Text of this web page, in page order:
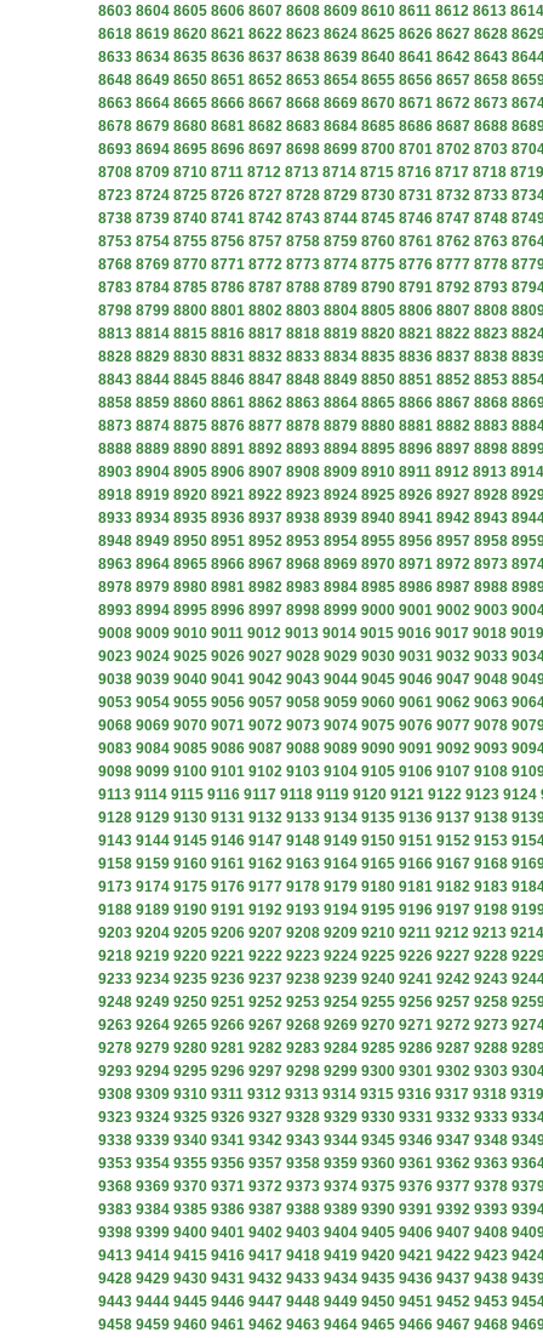
8603 8604 8605 8606 8607 8608 8609 8610 8611 8612 8613 8614
8618 8619 8620 8621 8622 8623 8624 8625 8626 8627 8628
8633 8634 8635 8636 8637 8638 8639 8640 8641 8642 8643
8648 8649 8650 8651 8652 8653 8654 8655 8656 8657 8658
8663 8664 8665 8666 8667 8668 8669 8670 8671 8672 8673
8678 8679 8680 8681 8682 8683 8684 8685 8686 8687 8688
8693 8694 8695 8696 8697 8698 8699 8700 8701 8702 8703
8708 8709 8710 8711 8712 8713 8714 8715 8716 8717 8718 8719
8723 8724 8725 8726 8727 8728 8729 8730 8731 8732 8733
8738 8739 8740 8741 8742 8743 8744 8745 8746 8747 8748
8753 8754 8755 8756 8757 8758 8759 8760 8761 8762 8763
8768 8769 8770 8771 8772 8773 8774 8775 8776 8777 8778
8783 8784 8785 8786 8787 8788 8789 8790 8791 8792 8793
8798 8799 8800 8801 8802 8803 8804 8805 8806 8807 8808
8813 8814 8815 8816 8817 8818 8819 8820 8821 8822 8823
8828 8829 8830 8831 8832 8833 8834 8835 8836 8837 8838
8843 8844 8845 8846 8847 8848 8849 8850 8851 8852 8853
8858 8859 8860 8861 8862 8863 8864 8865 8866 8867 8868
8873 8874 8875 8876 8877 8878 8879 8880 8881 8882 8883
8888 8889 8890 8891 8892 8893 8894 8895 8896 8897 8898
8903 8904 8905 8906 8907 8908 8909 8910 8911 8912 8913 8914
8918 8919 8920 8921 8922 8923 8924 8925 8926 8927 8928
8933 8934 8935 8936 8937 8938 8939 8940 8941 8942 8943
8948 8949 8950 8951 8952 8953 8954 8955 8956 8957 8958
8963 8964 8965 8966 8967 8968 8969 8970 8971 8972 8973
8978 8979 8980 8981 8982 8983 8984 8985 8986 8987 8988
8993 8994 8995 8996 8997 8998 8999 9000 9001 9002 9003
9008 9009 9010 9011 9012 9013 9014 9015 9016 9017 9018 9019
9023 9024 9025 9026 9027 9028 9029 9030 9031 9032 9033
9038 9039 9040 9041 9042 9043 9044 9045 9046 9047 9048
9053 9054 9055 9056 9057 9058 9059 9060 9061 9062 9063
9068 9069 9070 9071 9072 9073 9074 9075 9076 9077 9078
9083 9084 9085 9086 9087 9088 9089 9090 9091 9092 9093
9098 9099 9100 9101 9102 9103 9104 9105 9106 9107 9108
9113 9114 9115 9116 9117 9118 9119 9120 9121 9122 9123 9124
9128 9129 9130 9131 9132 9133 9134 9135 9136 9137 9138
9143 9144 9145 9146 9147 9148 9149 9150 9151 9152 9153
9158 9159 9160 9161 9162 9163 9164 9165 9166 9167 9168
9173 9174 9175 9176 9177 9178 9179 9180 9181 9182 9183
9188 9189 9190 9191 9192 9193 9194 9195 9196 9197 9198
9203 9204 9205 9206 9207 9208 9209 9210 9211 9212 9213 9214
9218 9219 9220 9221 9222 9223 9224 9225 9226 9227 9228
9233 9234 9235 9236 9237 9238 9239 9240 9241 9242 9243
9248 9249 9250 9251 9252 9253 9254 9255 9256 9257 9258
9263 9264 9265 9266 9267 9268 9269 9270 9271 9272 9273
9278 9279 9280 9281 9282 9283 9284 9285 9286 9287 9288
9293 9294 9295 9296 9297 9298 9299 9300 9301 9302 9303
9308 9309 9310 9311 9312 9313 9314 9315 9316 9317 9318 9319
9323 9324 9325 9326 9327 9328 9329 9330 9331 9332 9333
9338 9339 9340 9341 9342 9343 9344 9345 9346 9347 9348
9353 9354 9355 9356 9357 9358 9359 9360 9361 9362 9363
9368 9369 9370 9371 9372 9373 9374 9375 9376 9377 9378
9383 9384 9385 9386 9387 9388 9389 9390 9391 9392 9393
9398 9399 9400 9401 9402 9403 9404 9405 9406 9407 9408
9413 9414 9415 9416 9417 9418 9419 9420 9421 9422 9423
9428 9429 9430 9431 9432 9433 9434 9435 9436 9437 9438
9443 9444 9445 9446 9447 9448 9449 9450 9451 9452 9453
9458 9459 9460 9461 9462 9463 9464 9465 9466 9467 9468